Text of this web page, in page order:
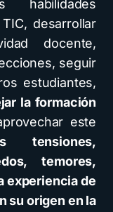
habilidades
desarrollar
docente,
seguir
estudiantes,
la formación
este
tensiones,
temores,
experiencia de
su origen en la